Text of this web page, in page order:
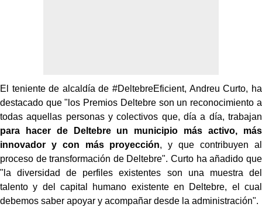
El teniente de alcaldía de #DeltebreEficient, Andreu Curto, ha
destacado que "los Premios Deltebre son un reconocimiento a
todas aquellas personas y colectivos que, día a día, trabajan
para hacer de Deltebre un municipio más activo, más
innovador y con más proyección, y que contribuyen al
proceso de transformación de Deltebre". Curto ha añadido que
"la diversidad de perfiles existentes son una muestra del
talento y del capital humano existente en Deltebre, el cual
debemos saber apoyar y acompañar desde la administración".